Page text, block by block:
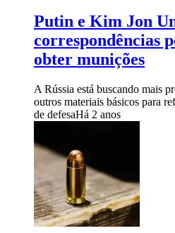
Putin e Kim Jon
correspondências
obter munições
A Rússia está buscando mais
outros materiais básicos para
de defesaHá 2 anos